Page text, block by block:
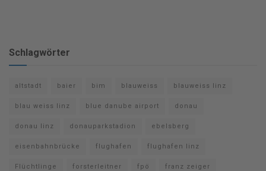
Schlagwörter
altstadt baier bim blauweiss blauweiss linz
blau weiss linz blue danube airport donau
donau linz donauparkstadion ebelsberg
eisenbahnbrücke flughafen flughafen linz
Flüchtlinge forsterleitner fpö franz zeiger